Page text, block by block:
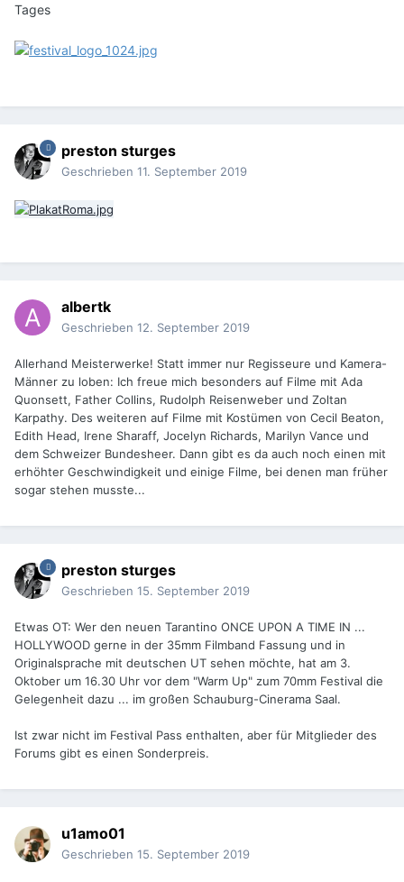
Tages
preston sturges
Geschrieben 11. September 2019
albertk
Geschrieben 12. September 2019
Allerhand Meisterwerke! Statt immer nur Regisseure und Kamera-
Männer zu loben: Ich freue mich besonders auf Filme mit Ada
Quonsett, Father Collins, Rudolph Reisenweber und Zoltan
Karpathy. Des weiteren auf Filme mit Kostümen von Cecil Beaton,
Edith Head, Irene Sharaff, Jocelyn Richards, Marilyn Vance und
dem Schweizer Bundesheer. Dann gibt es da auch noch einen mit
erhöhter Geschwindigkeit und einige Filme, bei denen man früher
sogar stehen musste...
preston sturges
Geschrieben 15. September 2019
Etwas OT: Wer den neuen Tarantino ONCE UPON A TIME IN ...
HOLLYWOOD gerne in der 35mm Filmband Fassung und in
Originalsprache mit deutschen UT sehen möchte, hat am 3.
Oktober um 16.30 Uhr vor dem "Warm Up" zum 70mm Festival die
Gelegenheit dazu ... im großen Schauburg-Cinerama Saal.
Ist zwar nicht im Festival Pass enthalten, aber für Mitglieder des
Forums gibt es einen Sonderpreis.
u1amo01
Geschrieben 15. September 2019